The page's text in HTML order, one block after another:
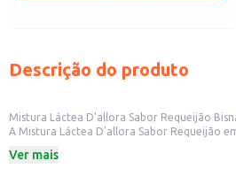
Descrição do produto
Mistura Láctea D'allora Sabor Requeijão
A Mistura Láctea D'allora Sabor Requeijão em bisnaga com 1,8kg oferece
de receitas que levam requeijão.
Ver mais